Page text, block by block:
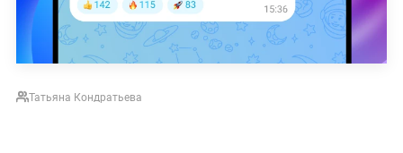
Татьяна Кондратьева